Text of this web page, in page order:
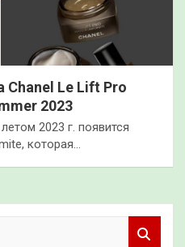
Chanel Le Lift Pro
2023
2023 г. появится
которая…